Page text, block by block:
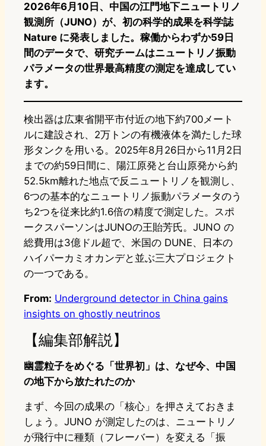
2026年6月10日、中国の江門地下ニュートリノ
観測所（JUNO）が、初の科学的成果を科学誌
Nature に発表しました。稼働からわずか59日
間のデータで、研究チームはニュートリノ振動
パラメータの世界最高精度の測定を達成してい
ます。
検出器は広東省開平市付近の地下約700メート
ルに建設され、2万トンの有機液体を満たした球
形タンクを用いる。2025年8月26日から11月2日
までの約59日間に、陽江原発と台山原発から約
52.5km離れた地点で反ニュートリノを観測し、
6つの基本的なニュートリノ振動パラメータのう
ち2つを従来比約1.6倍の精度で測定した。スポ
ークスパーソンはJUNOの王貽芳氏。JUNO の
総費用は3億ドル超で、米国の DUNE、日本の
ハイパーカミオカンデと並ぶ三大プロジェクト
の一つである。
From: Underground detector in China gains
insights on ghostly neutrinos
【編集部解説】
幽霊粒子をめぐる「世界初」は、なぜ今、中国
の地下から放たれたのか
まず、今回の成果の「核心」を押さえておきま
しょう。JUNO が測定したのは、ニュートリノ
が飛行中に種類（フレーバー）を変える「振